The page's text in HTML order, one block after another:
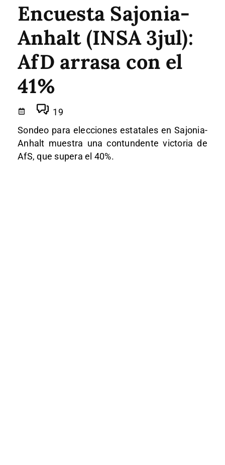
Encuesta Sajonia-
Anhalt (INSA 3jul):
AfD arrasa con el
41%
19
Sondeo para elecciones estatales en Sajonia-
Anhalt muestra una contundente victoria de
AfS, que supera el 40%.